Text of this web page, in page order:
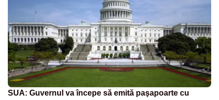
SUA: Guvernul va începe să emită paşapoarte cu